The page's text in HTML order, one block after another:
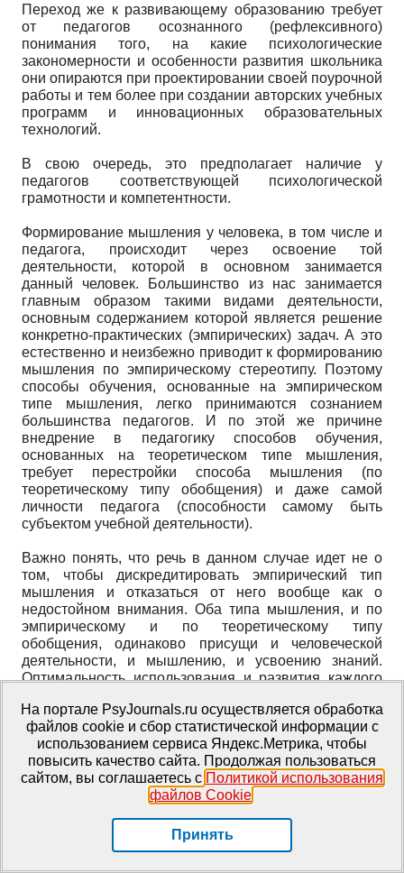
Переход же к развивающему образованию требует
от педагогов осознанного (рефлексивного)
понимания того, на какие психологические
закономерности и особенности развития школьника
они опираются при проектировании своей поурочной
работы и тем более при создании авторских учебных
программ и инновационных образовательных
технологий.
В свою очередь, это предполагает наличие у
педагогов соответствующей психологической
грамотности и компетентности.
Формирование мышления у человека, в том числе и
педагога, происходит через освоение той
деятельности, которой в основном занимается
данный человек. Большинство из нас занимается
главным образом такими видами деятельности,
основным содержанием которой является решение
конкретно-практических (эмпирических) задач. А это
естественно и неизбежно приводит к формированию
мышления по эмпирическому стереотипу. Поэтому
способы обучения, основанные на эмпирическом
типе мышления, легко принимаются сознанием
большинства педагогов. И по этой же причине
внедрение в педагогику способов обучения,
основанных на теоретическом типе мышления,
требует перестройки способа мышления (по
теоретическому типу обобщения) и даже самой
личности педагога (способности самому быть
субъектом учебной деятельности).
Важно понять, что речь в данном случае идет не о
том, чтобы дискредитировать эмпирический тип
мышления и отказаться от него вообще как о
недостойном внимания. Оба типа мышления, и по
эмпирическому и по теоретическому типу
обобщения, одинаково присущи и человеческой
деятельности, и мышлению, и усвоению знаний.
Оптимальность использования и развития каждого
обучения, уровнем развития учащихся и
профессиональной и личностной готовностью
педагога.
Речь идет о другом. Педагог (учитель, управленец,
дидакт) и психолог должны ясно осознавать те
задачи обучения, с которыми они имеют дело, и те
психологические теории, на которые следует
опираться для успешного выполнения этих задач,
На портале PsyJournals.ru осуществляется обработка
файлов cookie и сбор статистической информации с
использованием сервиса Яндекс.Метрика, чтобы
повысить качество сайта. Продолжая пользоваться
сайтом, вы соглашаетесь с Политикой использования
файлов Cookie.
Принять